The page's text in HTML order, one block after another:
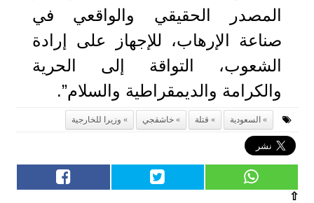
المصدر الحقيقي والواقعي في
صناعة الإرهاب، للإجهاز على إرادة
الشعوب، التواقة إلى الحرية
والكرامة والديمقراطية والسلام”.
السعودية قتلة خاشقجي وزيرا للخارجية
⇧